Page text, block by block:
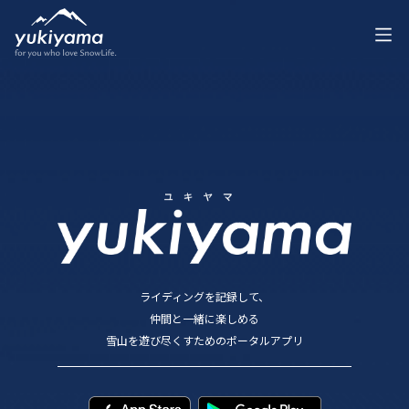
ライディングを記録して、
仲間と一緒に楽しめる
雪山を遊び尽くすためのポータルアプリ